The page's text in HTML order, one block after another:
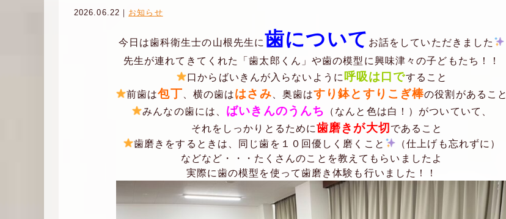
2026.06.22｜ お知らせ
今日は歯科衛生士の山根先生に歯について お話をしていただきました
先生が連れてきてくれた「歯太郎くん」や歯の模型に興味津々の子どもたち！！
口からばいきんが入らないように 呼吸は口ですること
前歯は包丁 、横の歯ははさみ 、奥歯はすり鉢とすりこぎ棒の役割があること
みんなの歯には、 ばいきんのうんち
（なんと色は白！）がついていて、
それをしっかりとるために歯磨きが大切であること
歯磨きをするときは、同じ歯を１０回優しく磨くこと
（仕上げも忘れずに）
などなど・・・たくさんのことを教えてもらいましたよ
実際に歯の模型を使って歯磨き体験も行いました！！